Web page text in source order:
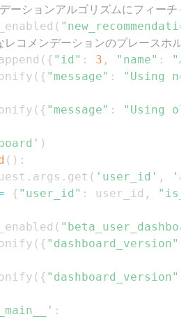
ーションアルゴリズムにフィーチ
(
コメンデーションのプレースホル
( { "id" : 3 , "name" :
( { "message" :
"Using
( { "message" : "Using
)
( ) :
. args . get ( 'user_id' ,
{ "user_id" : user_id ,
(
( { "dashboard_version"
( { "dashboard_version"
: